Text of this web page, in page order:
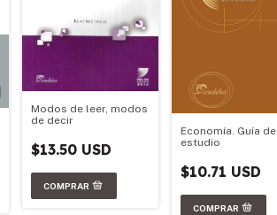
Modos de leer, modos
de decir
$13.50 USD
Economía. Guía de
estudio
$10.71 USD